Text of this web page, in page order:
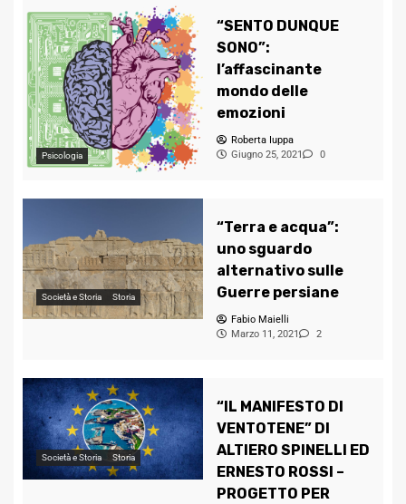
Psicologia
“SENTO DUNQUE
SONO”:
l’affascinante
mondo delle
emozioni
Roberta Iuppa
Giugno 25, 2021
0
Società e Storia Storia
“Terra e acqua”:
uno sguardo
alternativo sulle
Guerre persiane
Fabio Maielli
Marzo 11, 2021
2
Società e Storia Storia
“IL MANIFESTO DI
VENTOTENE” DI
ALTIERO SPINELLI ED
ERNESTO ROSSI –
PROGETTO PER